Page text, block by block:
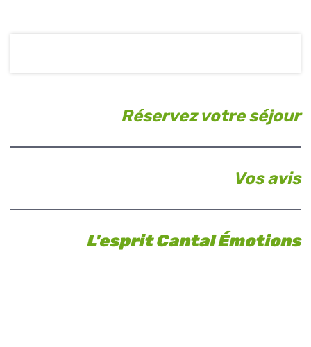
Réservez votre séjour
Vos avis
L'esprit Cantal Émotions